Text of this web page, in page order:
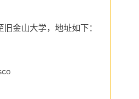
金山大学，地址如下：